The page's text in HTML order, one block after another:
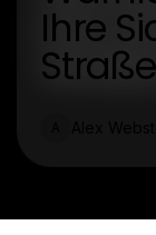
Ihre